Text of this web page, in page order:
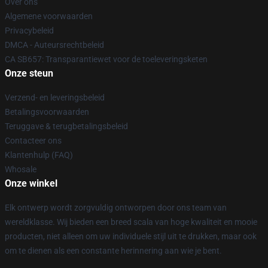
Algemene voorwaarden
Privacybeleid
DMCA - Auteursrechtbeleid
CA SB657: Transparantiewet voor de toeleveringsketen
Onze steun
Verzend- en leveringsbeleid
Betalingsvoorwaarden
Teruggave & terugbetalingsbeleid
Contacteer ons
Klantenhulp (FAQ)
Whosale
Onze winkel
Elk ontwerp wordt zorgvuldig ontworpen door ons team van
wereldklasse. Wij bieden een breed scala van hoge kwaliteit en mooie
producten, niet alleen om uw individuele stijl uit te drukken, maar ook
om te dienen als een constante herinnering aan wie je bent.